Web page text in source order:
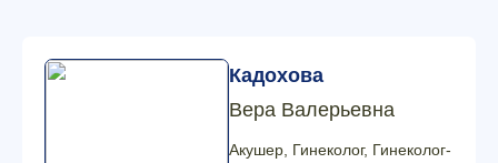
Кадохова
Вера Валерьевна
Акушер, Гинеколог, Гинеколог-